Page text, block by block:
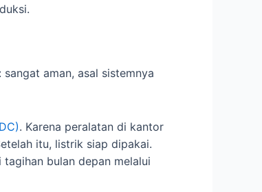
aman, asal sistemnya
. Karena peralatan di kantor
itu, listrik siap dipakai.
bulan depan melalui